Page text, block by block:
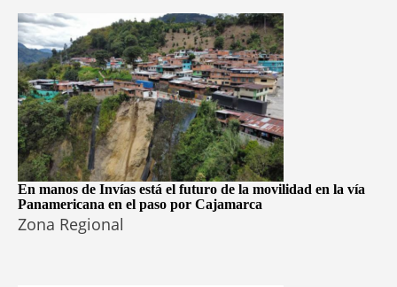
En manos de Invías está el futuro de la movilidad en la vía
Panamericana en el paso por Cajamarca
Zona Regional